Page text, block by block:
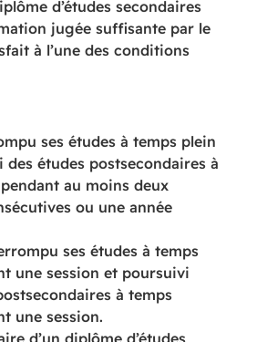
d’études secondaires
jugée suffisante par le
à l’une des conditions
ses études à temps plein
études postsecondaires à
au moins deux
ou une année
ses études à temps
une session et poursuivi
à temps
une session.
d’un diplôme d’études